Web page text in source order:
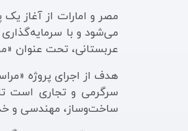
مصر و امارات از آغاز
عربستانی، تحت عنوان «مراسی رید» در
هدف از اجرای پروژه
سرگرمی و تجاری است
ساخت‌وساز، مهندسی و